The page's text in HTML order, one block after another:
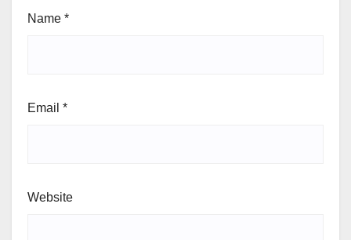
Name *
Email *
Website